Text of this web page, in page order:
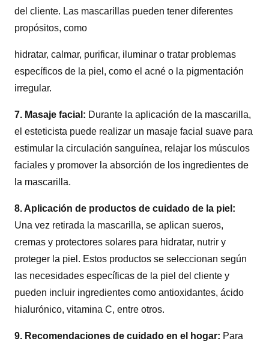
del cliente. Las mascarillas pueden tener diferentes
propósitos, como
hidratar, calmar, purificar, iluminar o tratar problemas
específicos de la piel, como el acné o la pigmentación
irregular.
7. Masaje facial: Durante la aplicación de la mascarilla,
el esteticista puede realizar un masaje facial suave para
estimular la circulación sanguínea, relajar los músculos
faciales y promover la absorción de los ingredientes de
la mascarilla.
8. Aplicación de productos de cuidado de la piel:
Una vez retirada la mascarilla, se aplican sueros,
cremas y protectores solares para hidratar, nutrir y
proteger la piel. Estos productos se seleccionan según
las necesidades específicas de la piel del cliente y
pueden incluir ingredientes como antioxidantes, ácido
hialurónico, vitamina C, entre otros.
9. Recomendaciones de cuidado en el hogar: Para